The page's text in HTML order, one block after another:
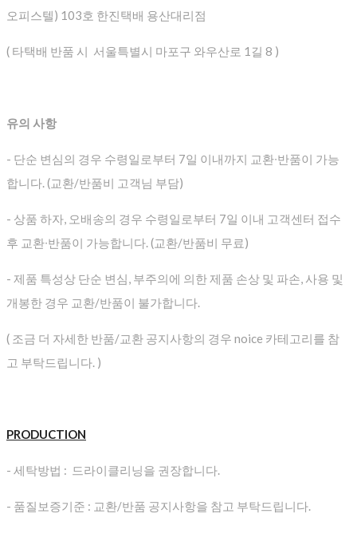
오피스텔) 103호 한진택배 용산대리점
( 타택배 반품 시 서울특별시 마포구 와우산로 1길 8 )
유의 사항
- 단순 변심의 경우 수령일로부터 7일 이내까지 교환∙반품이 가능
합니다. (교환/반품비 고객님 부담)
- 상품 하자, 오배송의 경우 수령일로부터 7일 이내 고객센터 접수
후 교환∙반품이 가능합니다. (교환/반품비 무료)
- 제품 특성상 단순 변심, 부주의에 의한 제품 손상 및 파손, 사용 및
개봉한 경우 교환/반품이 불가합니다.
( 조금 더 자세한 반품/교환 공지사항의 경우 noice 카테고리를 참
고 부탁드립니다. )
PRODUCTION
- 세탁방법 : 드라이클리닝을 권장합니다.
- 품질보증기준 : 교환/반품 공지사항을 참고 부탁드립니다.